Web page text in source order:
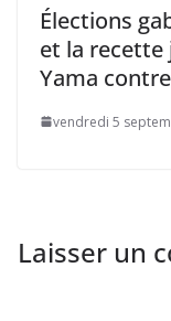
Élections
et la recette
Yama
vendredi 5
Laisser un